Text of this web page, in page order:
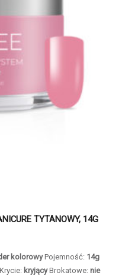
TYTANOWY, 14G
kolorowyPojemność: 14g
Krycie: kryjącyBrokatowe: nie